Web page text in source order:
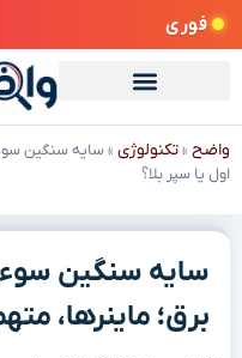
فوری
واضح »تکنولوژی »سایه سنگین
اول یا سپر بلا؟
سایه سنگین
برق؛ ماینرها،